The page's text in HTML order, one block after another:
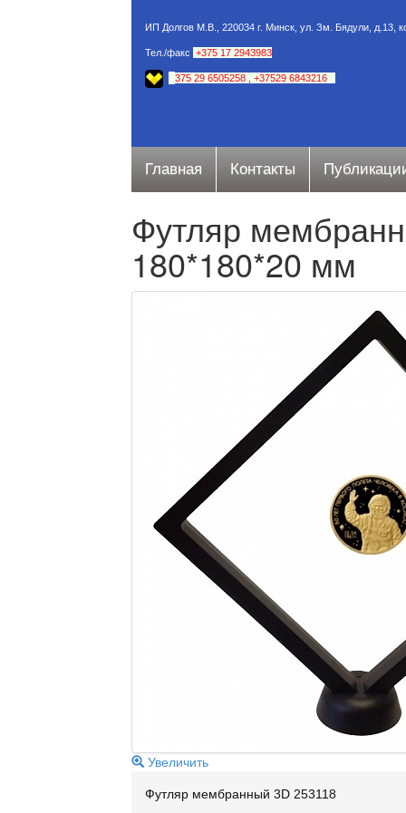
ИП Долгов М.В., 220034 г. Минск, ул. Зм. Бядули, д.13,
Тел./факс +375 17 2943983
375 29 6505258 +37529 6843216
Главная Контакты
Футляр
180*180*20 мм
Увеличить
Футляр мембранный 3D 253118